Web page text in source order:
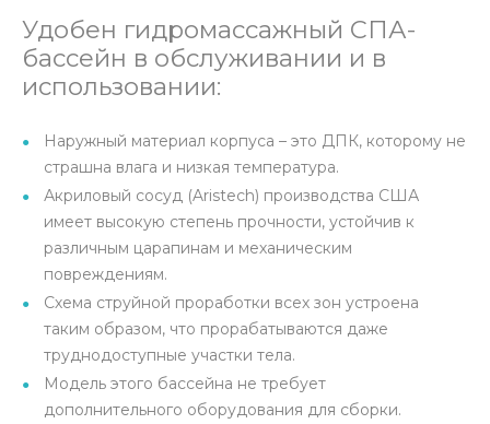
Удобен гидромассажный СПА-
бассейн в обслуживании и в
использовании:
Наружный материал корпуса – это ДПК, которому не
страшна влага и низкая температура.
Акриловый сосуд (Aristech) производства США
имеет высокую степень прочности, устойчив к
различным царапинам и механическим
повреждениям.
Схема струйной проработки всех зон устроена
таким образом, что прорабатываются даже
труднодоступные участки тела.
Модель этого бассейна не требует
дополнительного оборудования для сборки.